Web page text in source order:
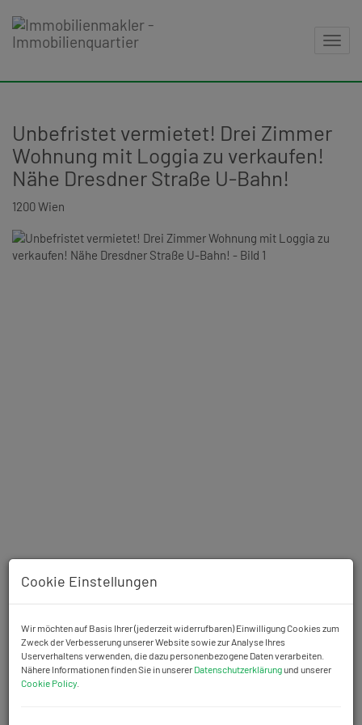
Unbefristet vermietet! Drei Zimmer
Wohnung mit Loggia zu verkaufen!
Nähe Dresdner Straße U-Bahn!
1200 Wien
Beschreibung
Die83,46 m2 große Eigentumswohnung inklusive 11 m2
Loggiaund 2 Zimmern befindet sich im 2. Liftstock eines
Cookie Einstellungen
Wir möchten auf Basis Ihrer (jederzeit widerrufbaren) Einwilligung Cookies zum
Zweck der Verbesserung unserer Website sowie zur Analyse Ihres
Userverhaltens verwenden, die dazu personenbezogene Daten verarbeiten.
Nähere Informationen finden Sie in unserer Datenschutzerklärungund unserer
Cookie Policy